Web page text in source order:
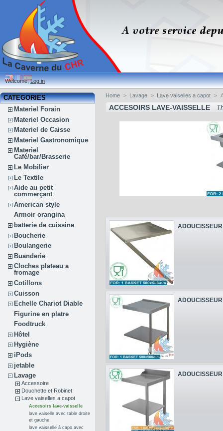
Welcome,Log in
CATEGORIES
Materiel Forain
Materiel Occasion
Materiel de Caisse
Materiel Gastronomique
Materiel
Café/bar/Brasserie
Le Mobilier
Le Textile
Aide au petit
commerçant
American style
Armoir orangina
batterie de cuissine
Boucherie
Boulangerie
Buanderie
Cloches plateau a
fromage
Cotillons
Cuisson
Echelle Chariot Diable
Figurine en platre
Foodtruck
Hôtel
Hygiène
iPods
jetable
Lavage
Accessoire
Douchette et Robinet
Lave vaiselles a capot
Accesoirs lave-vaisselle
lave vaiselle avec table droite
et gauche
lave vaisselle à capo avec
Home > Lavage > Lave vaiselles a capot >
ACCESOIRS LAVE-VAISSELLE